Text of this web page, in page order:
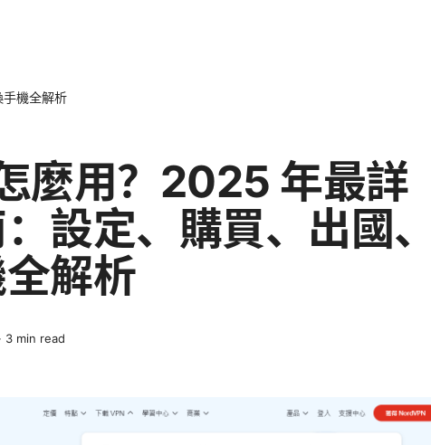
機全解析
麼用？2025 年最詳
設定、購買、出國、
解析
· 3 min read